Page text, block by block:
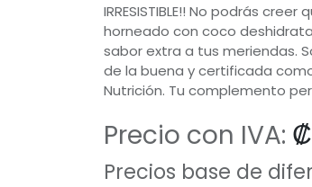
IRRESISTIBLE!! No podrás
horneado con coco
sabor extra a tus meriendas.
de la buena y certificada
Nutrición. Tu complemento
Precio con IVA: ₡
Precios base de